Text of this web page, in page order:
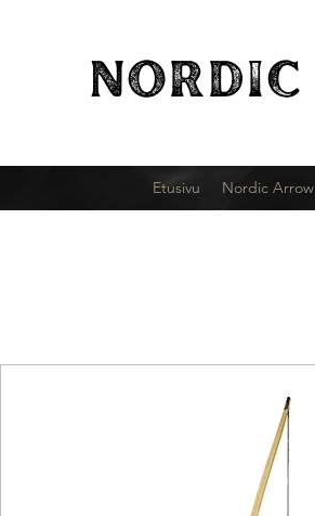
NORDIC
Etusivu Nordic